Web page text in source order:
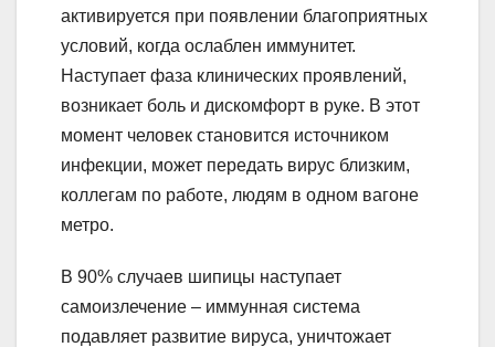
активируется при появлении благоприятных
условий, когда ослаблен иммунитет.
Наступает фаза клинических проявлений,
возникает боль и дискомфорт в руке. В этот
момент человек становится источником
инфекции, может передать вирус близким,
коллегам по работе, людям в одном вагоне
метро.
В 90% случаев шипицы наступает
самоизлечение – иммунная система
подавляет развитие вируса, уничтожает